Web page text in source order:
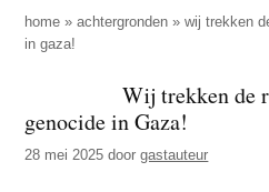
p
d
z
e
i
n
n
d
home »achtergronden »wij trekken
in gaza!
Wij trekken de
genocide in Gaza!
28 mei 2025 doorgastauteur